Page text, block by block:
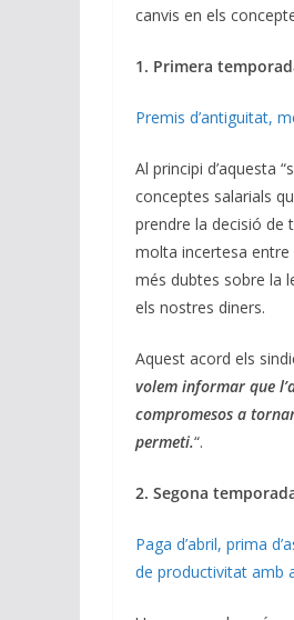
canvis en els
1. Primera
Premis d’antiguitat,
Al principi d’aquesta
conceptes salarials
prendre la decisió de
molta incertesa
més dubtes sobre la
els nostres diners.
Aquest acord els
volem informar que
compromesos a
permeti.“.
2. Segona
Paga d’abril, prima
de productivitat amb